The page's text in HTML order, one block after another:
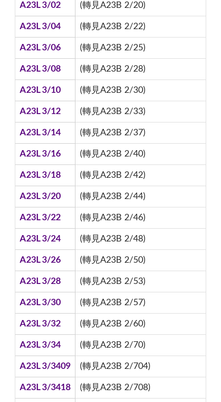
A23L 3/02 (轉見A23B 2/20)
A23L 3/04 (轉見A23B 2/22)
A23L 3/06 (轉見A23B 2/25)
A23L 3/08 (轉見A23B 2/28)
A23L 3/10 (轉見A23B 2/30)
A23L 3/12 (轉見A23B 2/33)
A23L 3/14 (轉見A23B 2/37)
A23L 3/16 (轉見A23B 2/40)
A23L 3/18 (轉見A23B 2/42)
A23L 3/20 (轉見A23B 2/44)
A23L 3/22 (轉見A23B 2/46)
A23L 3/24 (轉見A23B 2/48)
A23L 3/26 (轉見A23B 2/50)
A23L 3/28 (轉見A23B 2/53)
A23L 3/30 (轉見A23B 2/57)
A23L 3/32 (轉見A23B 2/60)
A23L 3/34 (轉見A23B 2/70)
A23L 3/3409 (轉見A23B 2/704)
A23L 3/3418 (轉見A23B 2/708)